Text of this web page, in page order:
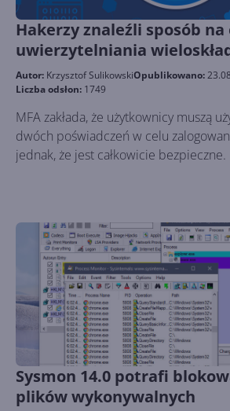
Hakerzy znaleźli sposób
uwierzytelniania
Microsoftu
Autor: Krzysztof SulikowskiOpublikowano:
Liczba odsłon: 1749
MFA zakłada, że użytkownicy muszą
dwóch poświadczeń w celu
jednak, że jest całkowicie bezpieczne.
Sysmon 14.0 potrafi
plików wykonywalnych